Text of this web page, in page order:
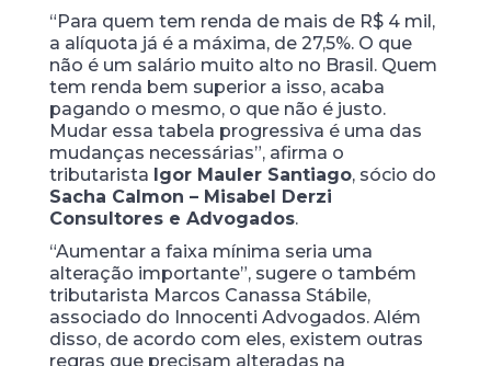
“Para quem tem renda de mais de R$ 4 mil,
a alíquota já é a máxima, de 27,5%. O que
não é um salário muito alto no Brasil. Quem
tem renda bem superior a isso, acaba
pagando o mesmo, o que não é justo.
Mudar essa tabela progressiva é uma das
mudanças necessárias”, afirma o
tributarista Igor Mauler Santiago, sócio do
Sacha Calmon – Misabel Derzi
Consultores e Advogados.
“Aumentar a faixa mínima seria uma
alteração importante”, sugere o também
tributarista Marcos Canassa Stábile,
associado do Innocenti Advogados. Além
disso, de acordo com eles, existem outras
regras que precisam alteradas na